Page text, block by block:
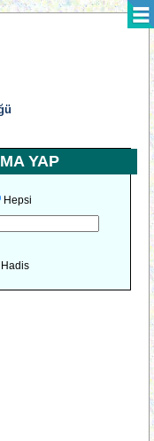
YAP
Hepsi